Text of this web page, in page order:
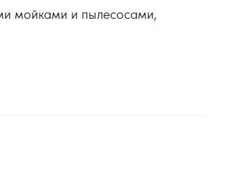
мойками и пылесосами,